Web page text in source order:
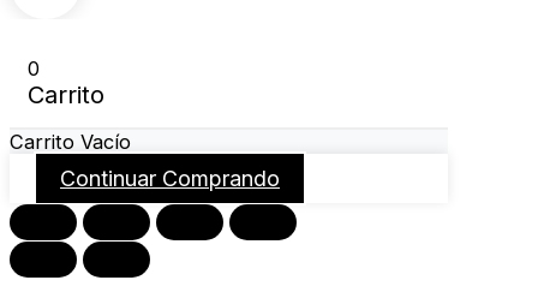
0
Carrito
Carrito Vacío
Continuar Comprando